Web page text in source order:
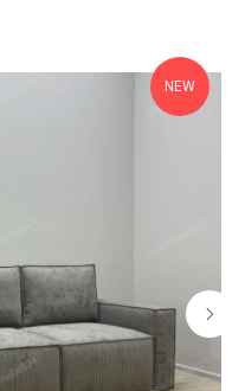
NEW